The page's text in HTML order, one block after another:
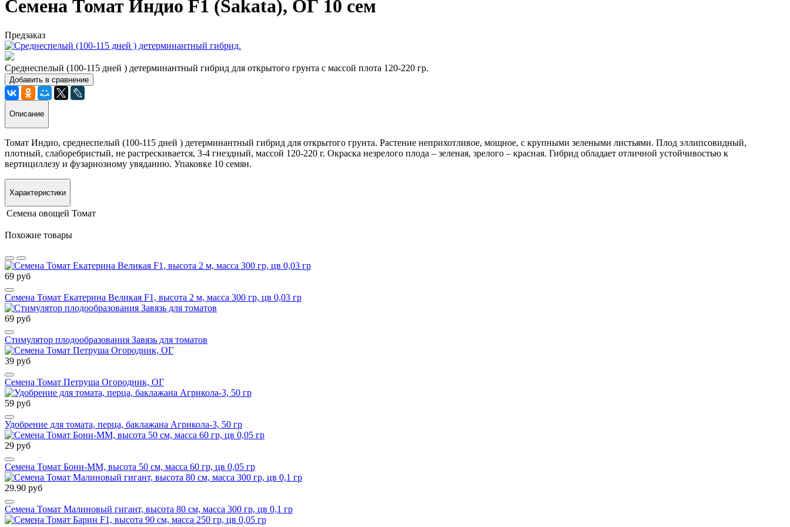
Семена Томат Индио F1 (Sakata), ОГ 10 сем
Предзаказ
Среднеспелый (100-115 дней ) детерминантный гибрид для открытого грунта с массой плота 120-220 гр.
Добавить в сравнение
Описание
Томат Индио, среднеспелый (100-115 дней ) детерминантный гибрид для открытого грунта. Растение неприхотливое, мощное, с крупными зелеными листьями. Плод эллипсовидный,
плотный, слаборебристый, не растрескивается, 3-4 гнездный, массой 120-220 г. Окраска незрелого плода – зеленая, зрелого – красная. Гибрид обладает отличной устойчивостью к
вертициллезу и фузариозному увяданию. Упаковке 10 семян.
Характеристики
Семена овощей Томат
Похожие товары
69 руб
Семена Томат Екатерина Великая F1, высота 2 м, масса 300 гр, цв 0,03 гр
69 руб
Стимулятор плодообразования Завязь для томатов
39 руб
Семена Томат Петруша Огородник, ОГ
59 руб
Удобрение для томата, перца, баклажана Агрикола-3, 50 гр
29 руб
Семена Томат Бони-ММ, высота 50 см, масса 60 гр, цв 0,05 гр
29.90 руб
Семена Томат Малиновый гигант, высота 80 см, масса 300 гр, цв 0,1 гр